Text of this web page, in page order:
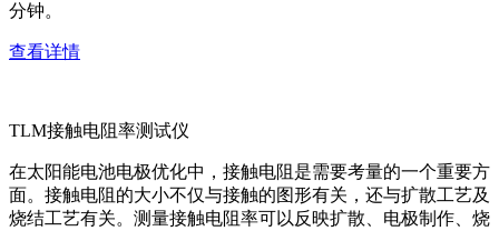
分钟。
查看详情
TLM接触电阻率测试仪
在太阳能电池电极优化中，接触电阻是需要考量的一个重要方
面。接触电阻的大小不仅与接触的图形有关，还与扩散工艺及
烧结工艺有关。测量接触电阻率可以反映扩散、电极制作、烧